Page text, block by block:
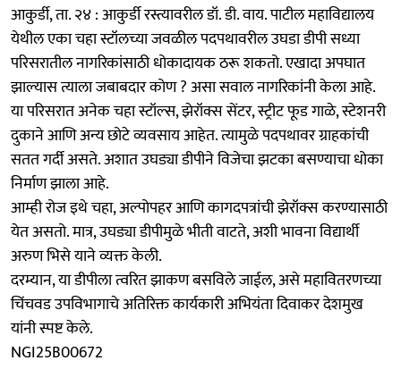
आकुर्डी, ता. २४ : आकुर्डी रस्त्यावरील डॉ. डी. वाय. पाटील महाविद्यालय
येथील एका चहा स्टॉलच्या जवळील पदपथावरील उघडा डीपी सध्या
परिसरातील नागरिकांसाठी धोकादायक ठरू शकतो. एखादा अपघात
झाल्यास त्याला जबाबदार कोण ? असा सवाल नागरिकांनी केला आहे.
या परिसरात अनेक चहा स्टॉल्स, झेरॉक्स सेंटर, स्ट्रीट फूड गाळे, स्टेशनरी
दुकाने आणि अन्य छोटे व्यवसाय आहेत. त्यामुळे पदपथावर ग्राहकांची
सतत गर्दी असते. अशात उघड्या डीपीने विजेचा झटका बसण्याचा धोका
निर्माण झाला आहे.
आम्ही रोज इथे चहा, अल्पोपहर आणि कागदपत्रांची झेरॉक्स करण्यासाठी
येत असतो. मात्र, उघड्या डीपीमुळे भीती वाटते, अशी भावना विद्यार्थी
अरुण भिसे याने व्यक्त केली.
दरम्यान, या डीपीला त्वरित झाकण बसविले जाईल, असे महावितरणच्या
चिंचवड उपविभागाचे अतिरिक्त कार्यकारी अभियंता दिवाकर देशमुख
यांनी स्पष्ट केले.
NGI25B00672